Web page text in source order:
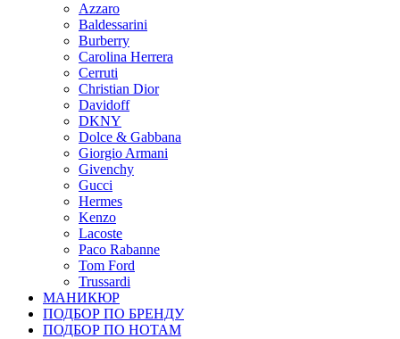
Azzaro
Baldessarini
Burberry
Carolina Herrera
Cerruti
Christian Dior
Davidoff
DKNY
Dolce & Gabbana
Giorgio Armani
Givenchy
Gucci
Hermes
Kenzo
Lacoste
Paco Rabanne
Tom Ford
Trussardi
МАНИКЮР
ПОДБОР ПО БРЕНДУ
ПОДБОР ПО НОТАМ